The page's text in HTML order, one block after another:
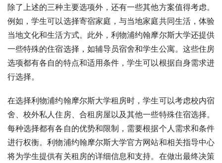
除了上述的三种主要选项外，还有一些其他方案值得考虑。
例如，学生可以选择寄宿家庭，与当地家庭共同生活，体验
当地文化和生活方式。此外，利物浦约翰摩尔斯大学还提供
一些特殊的住宿选择，如辅导员宿舍和学生公寓。这些住房
选项都有各自的特点和适用条件，学生可以根据自身需求进
行选择。
在选择利物浦约翰摩尔斯大学租房时，学生可以考虑校内宿
舍、校外私人住房、合租房屋以及其他一些特殊住宿选择。
每种选择都有各自的优势和限制，需要根据个人需求和条件
进行权衡。利物浦约翰摩尔斯大学官方网站和相关指导中心
将为学生提供有关租房的详细信息和支持。在做出最终决策